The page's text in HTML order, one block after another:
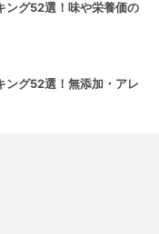
ング52選！味や栄養価の
ング52選！無添加・アレ